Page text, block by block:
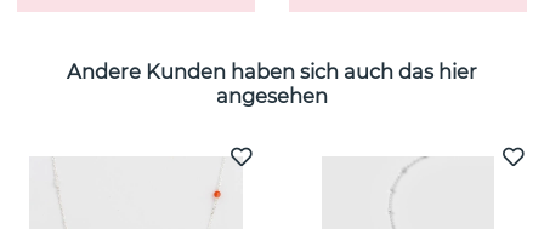
Andere Kunden haben sich auch das hier
angesehen